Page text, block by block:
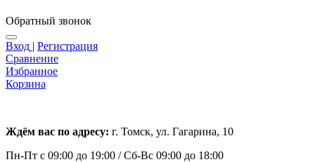
Обратный звонок
Вход | Регистрация
Сравнение
Избранное
Корзина
Ждём вас по адресу: г. Томск, ул. Гагарина, 10
Пн-Пт с 09:00 до 19:00 /Сб-Вс 09:00 до 18:00